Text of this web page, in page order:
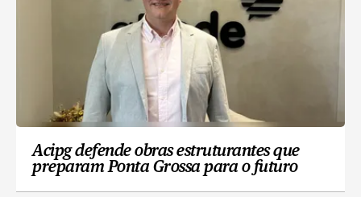
Acipg defende obras estruturantes que
preparam Ponta Grossa para o futuro